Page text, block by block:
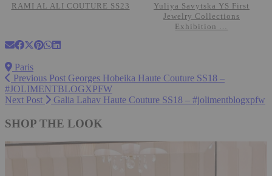
RAMI AL ALI COUTURE SS23
Yuliya Savytska YS First
Jewelry Collections
Exhibition …
Paris
Previous Post Georges Hobeika Haute Couture SS18 –
#JOLIMENTBLOGXPFW
Next Post
Galia Lahav Haute Couture SS18 – #jolimentblogxpfw
SHOP THE LOOK